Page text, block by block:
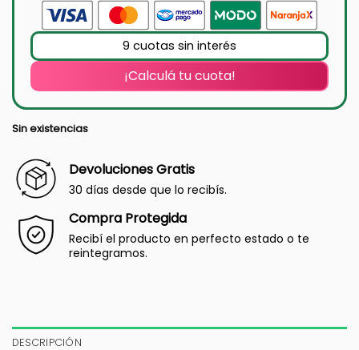
9 cuotas sin interés
¡Calculá tu cuota!
Sin existencias
Devoluciones Gratis
30 días desde que lo recibís.
Compra Protegida
Recibí el producto en perfecto estado o te
reintegramos.
DESCRIPCIÓN